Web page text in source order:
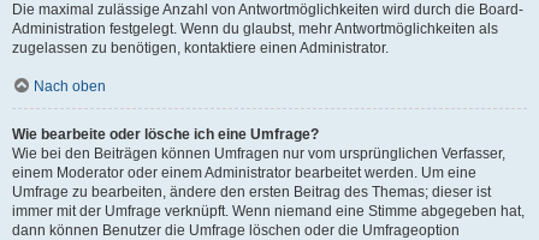
Die maximal zulässige Anzahl von Antwortmöglichkeiten wird durch die Board-
Administration festgelegt. Wenn du glaubst, mehr Antwortmöglichkeiten als
zugelassen zu benötigen, kontaktiere einen Administrator.
Nach oben
Wie bearbeite oder lösche ich eine Umfrage?
Wie bei den Beiträgen können Umfragen nur vom ursprünglichen Verfasser,
einem Moderator oder einem Administrator bearbeitet werden. Um eine
Umfrage zu bearbeiten, ändere den ersten Beitrag des Themas; dieser ist
immer mit der Umfrage verknüpft. Wenn niemand eine Stimme abgegeben hat,
dann können Benutzer die Umfrage löschen oder die Umfrageoption